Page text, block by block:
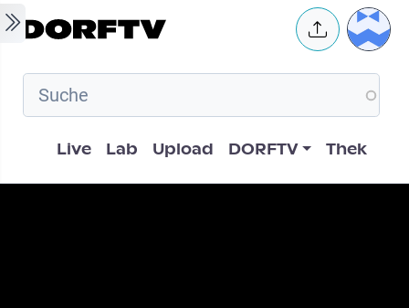
Skip to main content User
Hauptnavigation
Live Lab Upload DORFTV Thek